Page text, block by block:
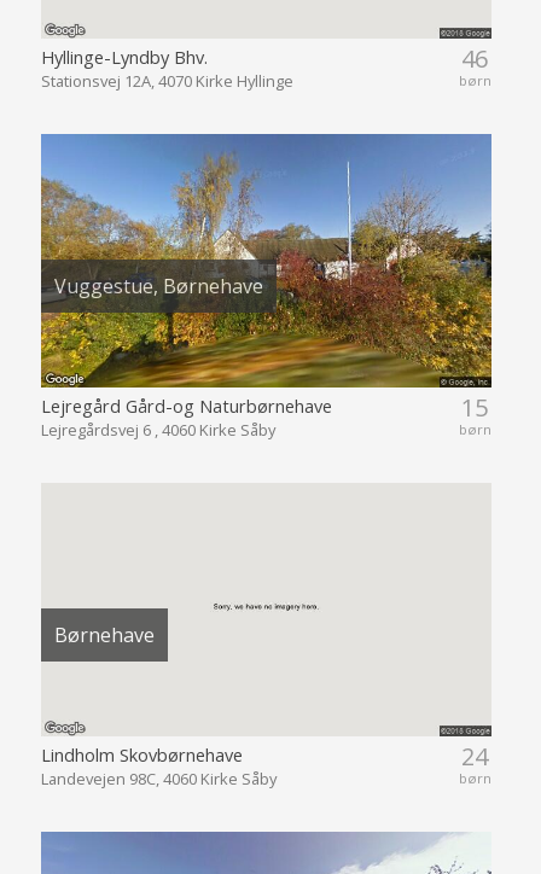
46
børn
Hyllinge-Lyndby Bhv.
Stationsvej 12A, 4070 Kirke Hyllinge
Vuggestue, Børnehave
15
børn
Lejregård Gård-og Naturbørnehave
Lejregårdsvej 6 , 4060 Kirke Såby
Børnehave
24
børn
Lindholm Skovbørnehave
Landevejen 98C, 4060 Kirke Såby